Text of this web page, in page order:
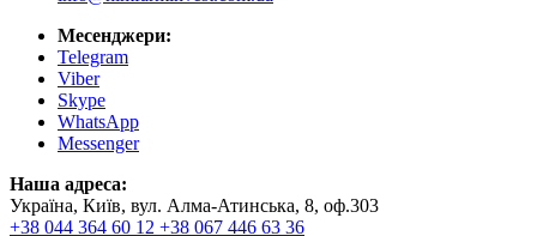
Месенджери:
Telegram
Viber
Skype
WhatsApp
Messenger
Наша адреса:
Україна, Київ, вул. Алма-Атинська, 8, оф.303
+38 044 364 60 12 +38 067 446 63 36